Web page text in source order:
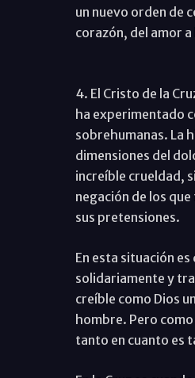
un nuevo orden de
corazón, del amor
4. El Cristo de la
ha experimentado
sobrehumanas. La
dimensiones del
increíble crueldad,
negación de los
sus pretensiones.
En esta situación
solidariamente y
creíble como Dios
hombre. Pero
tanto en cuanto es